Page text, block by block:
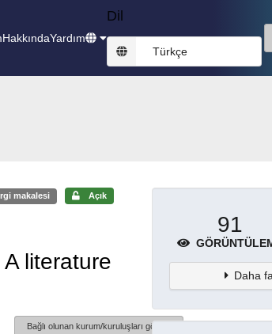
HakkındaYardım
Dil
Türkçe
makalesi Açık
literature
Bağlı olunan kurum/kuruluşları göster
91
Daha